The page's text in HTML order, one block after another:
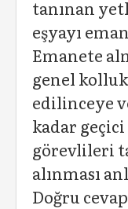
tanınan
eşyayı
Emanete
genel
edilinceye
kadar
görevlileri
alınması
Doğru